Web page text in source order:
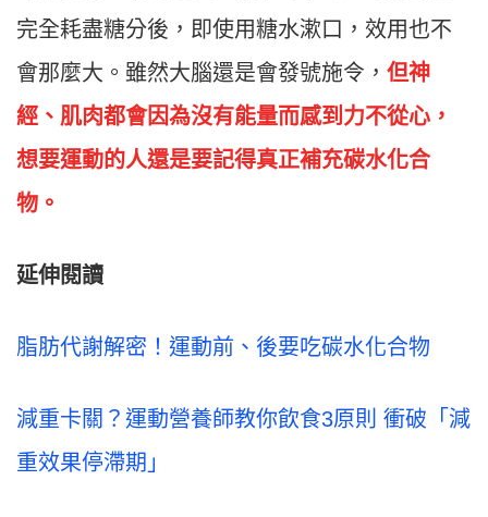
完全耗盡糖分後，即使用糖水漱口，效用也不
會那麼大。雖然大腦還是會發號施令， 但神
經、肌肉都會因為沒有能量而感到力不從心，
想要運動的人還是要記得真正補充碳水化合
物。
延伸閱讀
脂肪代謝解密！運動前、後要吃碳水化合物
減重卡關？運動營養師教你飲食3原則 衝破「減
重效果停滯期」